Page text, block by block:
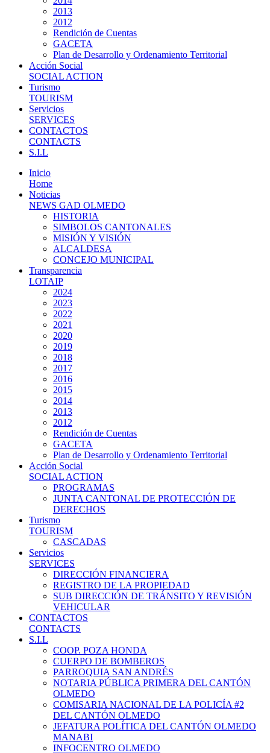
2013
2012
Rendición de Cuentas
GACETA
Plan de Desarrollo y Ordenamiento Territorial
Acción Social
SOCIAL ACTION
Turismo
TOURISM
Servicios
SERVICES
CONTACTOS
CONTACTS
S.I.L
Inicio
Home
Noticias
NEWS GAD OLMEDO
HISTORIA
SIMBOLOS CANTONALES
MISIÓN Y VISIÓN
ALCALDESA
CONCEJO MUNICIPAL
Transparencia
LOTAIP
2024
2023
2022
2021
2020
2019
2018
2017
2016
2015
2014
2013
2012
Rendición de Cuentas
GACETA
Plan de Desarrollo y Ordenamiento Territorial
Acción Social
SOCIAL ACTION
PROGRAMAS
JUNTA CANTONAL DE PROTECCIÓN DE
DERECHOS
Turismo
TOURISM
CASCADAS
Servicios
SERVICES
DIRECCIÓN FINANCIERA
REGISTRO DE LA PROPIEDAD
SUB DIRECCIÓN DE TRÁNSITO Y REVISIÓN
VEHICULAR
CONTACTOS
CONTACTS
S.I.L
COOP. POZA HONDA
CUERPO DE BOMBEROS
PARROQUIA SAN ANDRÉS
NOTARIA PÚBLICA PRIMERA DEL CANTÓN
OLMEDO
COMISARIA NACIONAL DE LA POLICÍA #2
DEL CANTÓN OLMEDO
JEFATURA POLÍTICA DEL CANTÓN OLMEDO
MANABI
INFOCENTRO OLMEDO